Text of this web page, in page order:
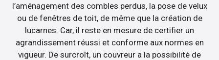
l’aménagement des combles perdus, la pose de velux
ou de fenêtres de toit, de même que la création de
lucarnes. Car, il reste en mesure de certifier un
agrandissement réussi et conforme aux normes en
vigueur. De surcroît, un couvreur a la possibilité de